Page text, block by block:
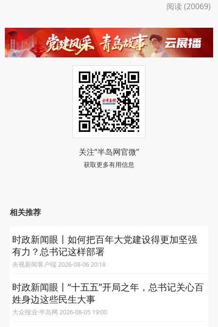
阅读 (20069)
关注“半岛网官微”
获取更多有用信息
相关推荐
时政新闻眼丨如何把百年大党建设得更加坚强
有力？总书记这样部署
央视新闻客户端 2026-08-06 20:18
时政新闻眼丨“十五五”开局之年，总书记关心百
姓身边这些民生大事
大众报业·半岛网 2026-08-05 19:00